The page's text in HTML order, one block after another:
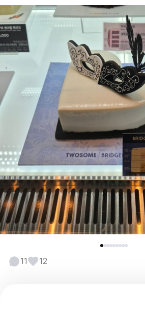
11 12